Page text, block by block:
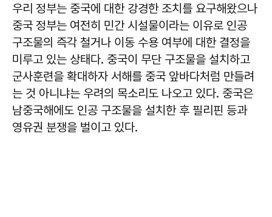
우리 정부는 중국에 대한 강경한 조치를 요구해왔으나
중국 정부는 여전히 민간 시설물이라는 이유로 인공
구조물의 즉각 철거나 이동 수용 여부에 대한 결정을
미루고 있는 상태다. 중국이 무단 구조물을 설치하고
군사훈련을 확대하자 서해를 중국 앞바다처럼 만들려
는 것 아니냐는 우려의 목소리도 나오고 있다. 중국은
남중국해에도 인공 구조물을 설치한 후 필리핀 등과
영유권 분쟁을 벌이고 있다.